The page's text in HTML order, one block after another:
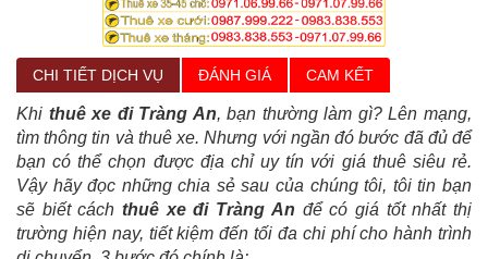
CHI TIẾT DỊCH VỤ ĐÁNH GIÁ CAM KẾT
Khi thuê xe đi Tràng An, bạn thường làm gì? Lên mạng,
tìm thông tin và thuê xe. Nhưng với ngần đó bước đã đủ để
bạn có thể chọn được địa chỉ uy tín với giá thuê siêu rẻ.
Vậy hãy đọc những chia sẻ sau của chúng tôi, tôi tin bạn
sẽ biết cáchthuê xe đi Tràng An để có giá tốt nhất thị
trường hiện nay, tiết kiệm đến tối đa chi phí cho hành trình